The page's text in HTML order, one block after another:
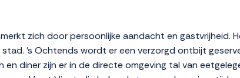
zich door persoonlijke aandacht en gastvrijheid.
's Ochtends wordt er een verzorgd ontbijt
diner zijn er in de directe omgeving tal van